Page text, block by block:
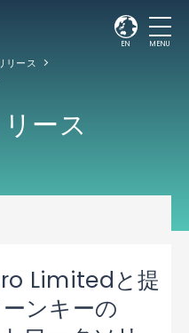
EN MENU
リース
ース
Limitedと提
ンキーの